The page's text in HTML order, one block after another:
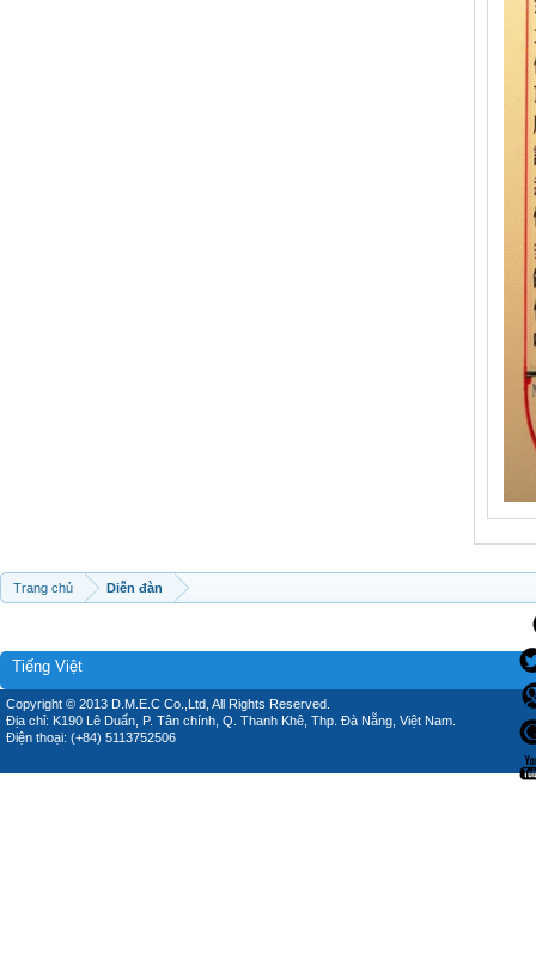
Trang chủ Diễn đàn
Tiếng Việt
Copyright © 2013 D.M.E.C Co.,Ltd, All Rights Reserved.
Địa chỉ: K190 Lê Duẩn, P. Tân chính, Q. Thanh Khê, Thp. Đà Nẵng, Việt Nam.
Điện thoại: (+84) 5113752506